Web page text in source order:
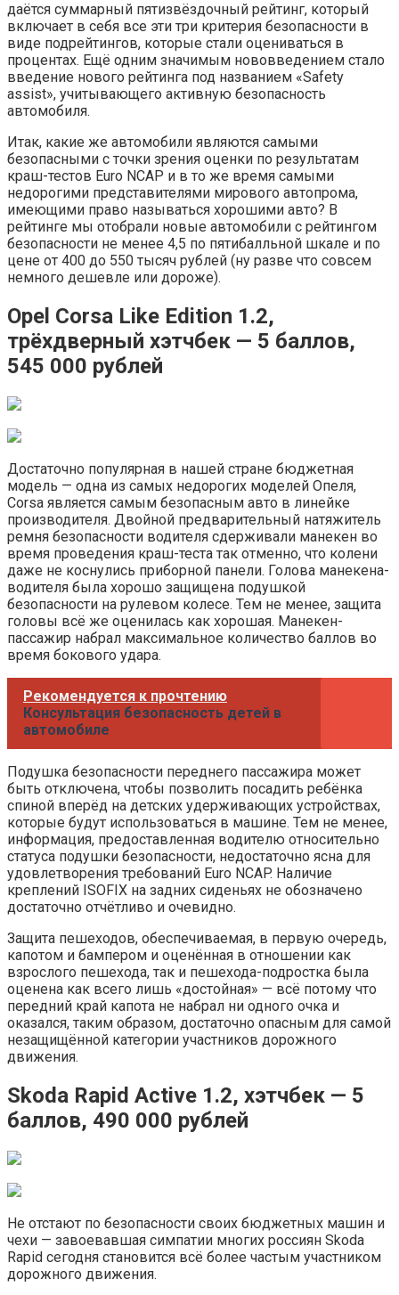
даётся суммарный пятизвёздочный рейтинг, который
включает в себя все эти три критерия безопасности в
виде подрейтингов, которые стали оцениваться в
процентах. Ещё одним значимым нововведением стало
введение нового рейтинга под названием «Safety
assist», учитывающего активную безопасность
автомобиля.
Итак, какие же автомобили являются самыми
безопасными с точки зрения оценки по результатам
краш-тестов Euro NCAP и в то же время самыми
недорогими представителями мирового автопрома,
имеющими право называться хорошими авто? В
рейтинге мы отобрали новые автомобили с рейтингом
безопасности не менее 4,5 по пятибалльной шкале и по
цене от 400 до 550 тысяч рублей (ну разве что совсем
немного дешевле или дороже).
Opel Corsa Like Edition 1.2,
трёхдверный хэтчбек — 5 баллов,
545 000 рублей
Достаточно популярная в нашей стране бюджетная
модель — одна из самых недорогих моделей Опеля,
Corsa является самым безопасным авто в линейке
производителя. Двойной предварительный натяжитель
ремня безопасности водителя сдерживали манекен во
время проведения краш-теста так отменно, что колени
даже не коснулись приборной панели. Голова манекена-
водителя была хорошо защищена подушкой
безопасности на рулевом колесе. Тем не менее, защита
головы всё же ​​оценилась как хорошая. Манекен-
пассажир набрал максимальное количество баллов во
время бокового удара.
Рекомендуется к прочтению
Консультация безопасность детей в
автомобиле
Подушка безопасности переднего пассажира может
быть отключена, чтобы позволить посадить ребёнка
спиной вперёд на детских удерживающих устройствах,
которые будут использоваться в машине. Тем не менее,
информация, предоставленная водителю относительно
статуса подушки безопасности, недостаточно ясна для
удовлетворения требований Euro NCAP. Наличие
креплений ISOFIX на задних сиденьях не обозначено
достаточно отчётливо и очевидно.
Защита пешеходов, обеспечиваемая, в первую очередь,
капотом и бампером и оценённая в отношении как
взрослого пешехода, так и пешехода-подростка была
оценена как всего лишь «достойная» — всё потому что
передний край капота не набрал ни одного очка и
оказался, таким образом, достаточно опасным для самой
незащищённой категории участников дорожного
движения.
Skoda Rapid Active 1.2, хэтчбек — 5
баллов, 490 000 рублей
Не отстают по безопасности своих бюджетных машин и
чехи — завоевавшая симпатии многих россиян Skoda
Rapid сегодня становится всё более частым участником
дорожного движения.